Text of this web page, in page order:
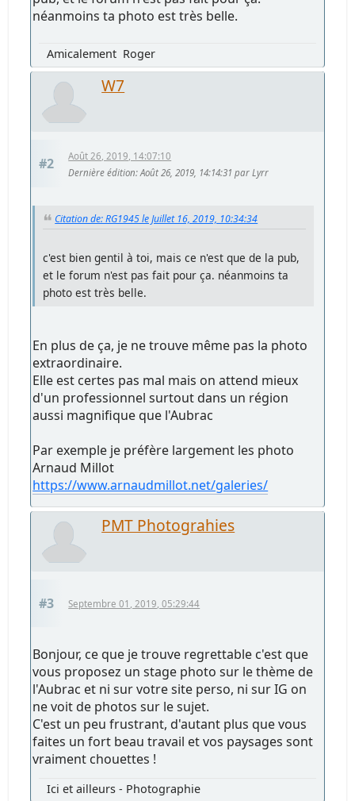
néanmoins ta photo est très belle.
Amicalement Roger
W7
#2
Août 26, 2019, 14:07:10
Dernière édition: Août 26, 2019, 14:14:31 par Lyrr
Citation de: RG1945 le Juillet 16, 2019, 10:34:34
c'est bien gentil à toi, mais ce n'est que de la pub,
et le forum n'est pas fait pour ça. néanmoins ta
photo est très belle.
En plus de ça, je ne trouve même pas la photo
extraordinaire.
Elle est certes pas mal mais on attend mieux
d'un professionnel surtout dans un région
aussi magnifique que l'Aubrac
Par exemple je préfère largement les photo
Arnaud Millot
https://www.arnaudmillot.net/galeries/
PMT Photograhies
#3 Septembre 01, 2019, 05:29:44
Bonjour, ce que je trouve regrettable c'est que
vous proposez un stage photo sur le thème de
l'Aubrac et ni sur votre site perso, ni sur IG on
ne voit de photos sur le sujet.
C'est un peu frustrant, d'autant plus que vous
faites un fort beau travail et vos paysages sont
vraiment chouettes !
Ici et ailleurs - Photographie